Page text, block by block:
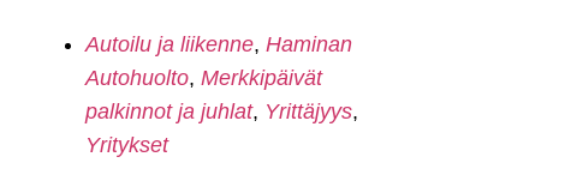
Autoilu ja liikenne, Haminan
Autohuolto, Merkkipäivät
palkinnot ja juhlat, Yrittäjyys,
Yritykset